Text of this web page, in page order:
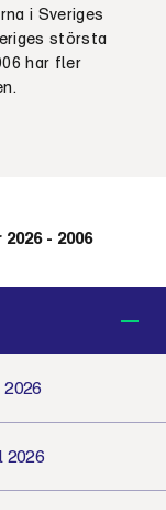
i Sveriges
största
har fler
- 2006
2026